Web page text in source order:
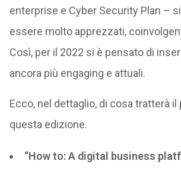
enterprise e Cyber Security Plan –
essere molto apprezzati,
Così, per il 2022 si è pensato di
ancora più engaging e attuali.
Ecco, nel dettaglio, di cosa tratterà il
questa edizione.
“How to: A digital business